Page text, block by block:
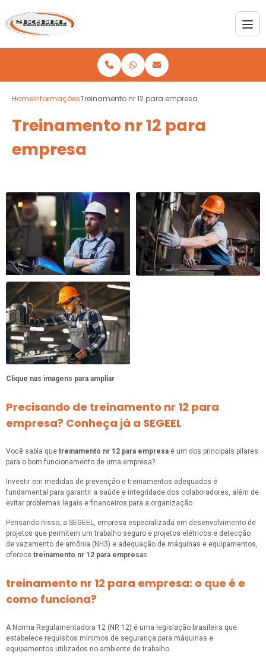
HomeInformaçõesTreinamento nr 12 para empresa
Treinamento nr 12 para
empresa
Clique nas imagens para ampliar
Precisando de treinamento nr 12 para
empresa? Conheça já a SEGEEL
Você sabia que treinamento nr 12 para empresa é um dos principais pilares
para o bom funcionamento de uma empresa?
Investir em medidas de prevenção e treinamentos adequados é
fundamental para garantir a saúde e integridade dos colaboradores, além de
evitar problemas legais e financeiros para a organização.
Pensando nisso, a SEGEEL, empresa especializada em desenvolvimento de
projetos que permitem um trabalho seguro e projetos elétricos e detecção
de vazamento de amônia (NH3) e adequação de máquinas e equipamentos,
oferece treinamento nr 12 para empresas.
treinamento nr 12 para empresa: o que é e
como funciona?
A Norma Regulamentadora 12 (NR 12) é uma legislação brasileira que
estabelece requisitos mínimos de segurança para máquinas e
equipamentos utilizados no ambiente de trabalho.